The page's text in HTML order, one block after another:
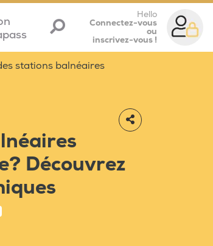
Hello
Connectez-vous
ou
inscrivez-vous !
stations balnéaires
Découvrez